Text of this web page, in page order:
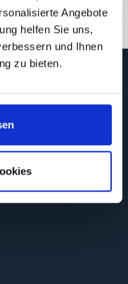
Angebote
helfen Sie uns,
und Ihnen
zu bieten.
erscheinenden
und Angebote